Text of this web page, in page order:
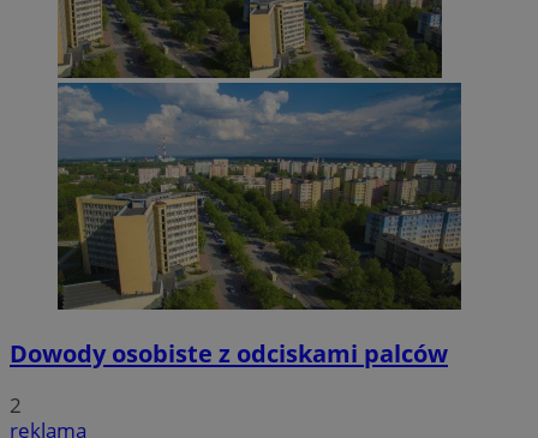
Dowody osobiste z odciskami palców
2
reklama